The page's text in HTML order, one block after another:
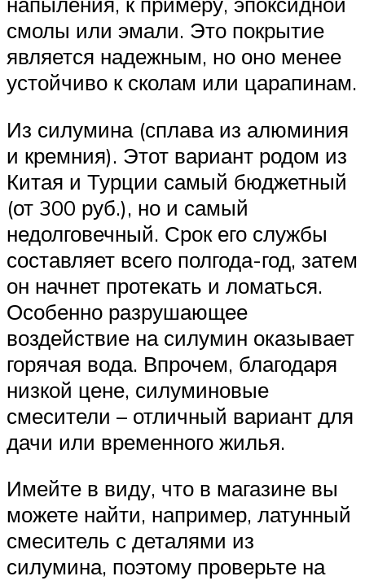
смолы или эмали. Это покрытие
является надежным, но оно менее
устойчиво к сколам или царапинам.
Из силумина (сплава из алюминия
и кремния). Этот вариант родом из
Китая и Турции самый бюджетный
(от 300 руб.), но и самый
недолговечный. Срок его службы
составляет всего полгода-год, затем
он начнет протекать и ломаться.
Особенно разрушающее
воздействие на силумин оказывает
горячая вода. Впрочем, благодаря
низкой цене, силуминовые
смесители – отличный вариант для
дачи или временного жилья.
Имейте в виду, что в магазине вы
можете найти, например, латунный
смеситель с деталями из
силумина, поэтому проверьте на